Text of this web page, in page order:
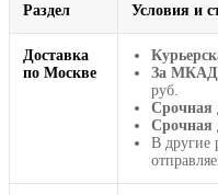
Раздел Условия и
Доставка
по Москве
За МКАД
руб.
Срочная
Срочная
В другие